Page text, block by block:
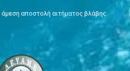
άμεση αποστολή αιτήματος βλάβης.